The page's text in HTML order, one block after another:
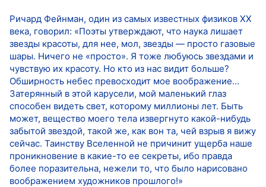
Ричард Фейнман, один из самых известных физиков ХХ
века, говорил: «Поэты утверждают, что наука лишает
звезды красоты, для нее, мол, звезды — просто газовые
шары. Ничего не «просто». Я тоже любуюсь звездами и
чувствую их красоту. Но кто из нас видит больше?
Обширность небес превосходит мое воображение…
Затерянный в этой карусели, мой маленький глаз
способен видеть свет, которому миллионы лет. Быть
может, вещество моего тела извергнуто какой-нибудь
забытой звездой, такой же, как вон та, чей взрыв я вижу
сейчас. Таинству Вселенной не причинит ущерба наше
проникновение в какие-то ее секреты, ибо правда
более поразительна, нежели то, что было нарисовано
воображением художников прошлого!»